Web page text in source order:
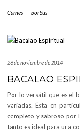
Carnes - porSus
26 de noviembre de 2014
BACALAO
Por lo versátil que es el
variadas. Ésta en
completo y sabroso por
tanto es ideal para una